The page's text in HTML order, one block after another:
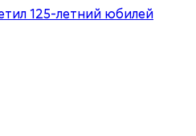
тени многовековых
в пруду или провести